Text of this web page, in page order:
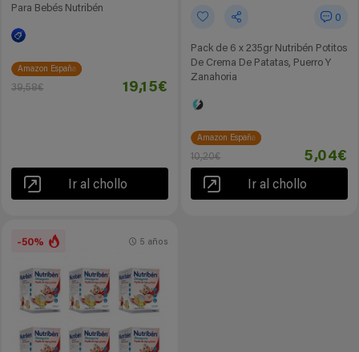
Para Bebés Nutribén
Amazon España
39,58€ 19,15€
Ir al chollo
0
Pack de 6 x 235gr Nutribén Potitos
De Crema De Patatas, Puerro Y
Zanahoria
Amazon España
10,20€ 5,04€
Ir al chollo
-50% 5 años